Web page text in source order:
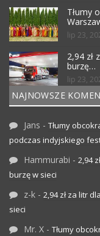
Tłumy
lip 23,
2,94 zł
burzę…
lip 23,
NAJNOWSZE
Jans - Tłumy
podczas indyjskiego
Hammurabi - 2,94
burzę w sieci
z-k - 2,94 zł za litr
sieci
Mr. X - Tłumy